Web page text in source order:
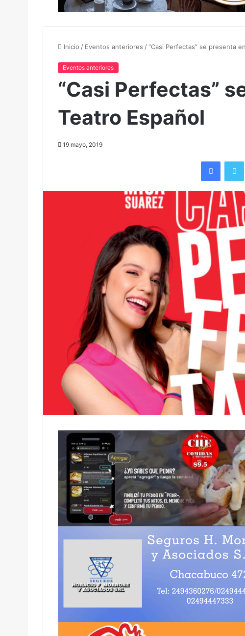
Inicio / Eventos anteriores /“Casi Perfectas” se presenta
Eventos anteriores
“Casi Perfectas”
Teatro Español
19 mayo, 2019